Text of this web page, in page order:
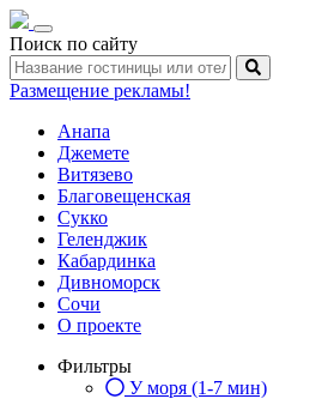
Toggle
navigation
Поиск по сайту
Размещение рекламы!
Анапа
Джемете
Витязево
Благовещенская
Сукко
Геленджик
Кабардинка
Дивноморск
Сочи
О проекте
Фильтры
У моря (1-7 мин)